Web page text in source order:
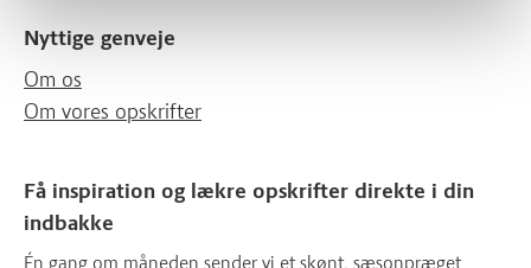
Nyttige genveje
Om os
Om vores opskrifter
Få inspiration og lækre opskrifter direkte i din
indbakke
Én gang om måneden sender vi et skønt, sæsonpræget